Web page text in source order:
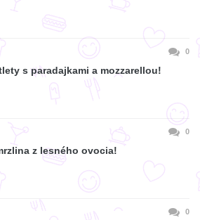
0
s paradajkami a mozzarellou!
0
z lesného ovocia!
0